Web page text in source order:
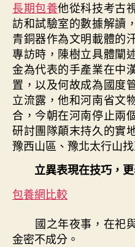
長期包養他從科技考古
訪和試驗室的數據解讀
青銅器作為文明載體的
專訪時，陳樹立具體闡
金為代表的手產業在中
置，以及何故成為國度
立流露，他和河南省文
合，今朝在河南停止兩
研討團隊顛末持久的實
豫西山區、豫北太行山
立異表現在技巧，更
包養網比較
國之年夜事，在祀與
金密不成分。